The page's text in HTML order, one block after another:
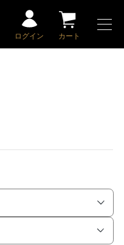
ログイン カート